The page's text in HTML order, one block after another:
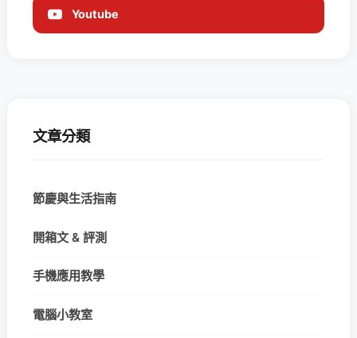
Youtube
文章分類
節慶與生活指南
開箱文 & 評測
手機應用教學
電腦小教室